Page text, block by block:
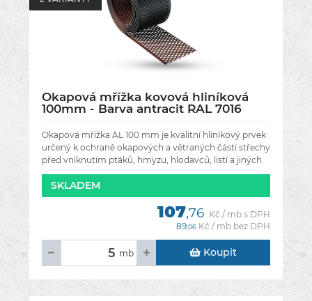
Okapová mřížka kovová hliníková
100mm - Barva antracit RAL 7016
Okapová mřížka AL 100 mm je kvalitní hliníkový prvek
určený k ochraně okapových a větraných částí střechy
před vniknutím ptáků, hmyzu, hlodavců, listí a jiných
nečistot. Tento
SKLADEM
107,76 Kč / mb s DPH
89,06 Kč / mb bez DPH
mb Koupit